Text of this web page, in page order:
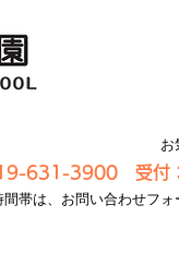
お
631-3900 受付
間帯は、お問い合わせフォ